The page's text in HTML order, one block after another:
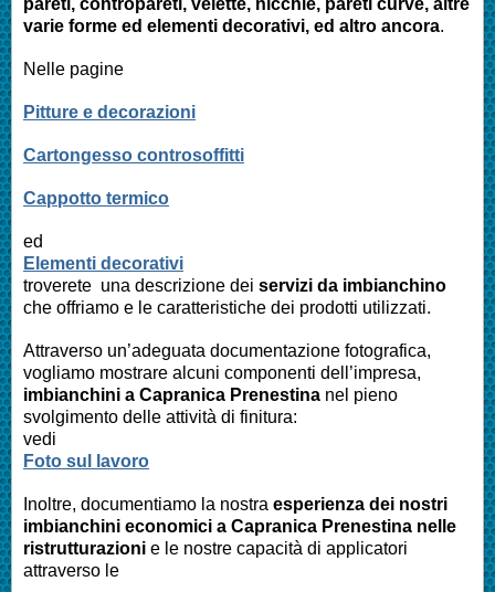
varie forme ed elementi decorativi, ed altro ancora.
Nelle pagine
Pitture e decorazioni
Cartongesso controsoffitti
Cappotto termico
ed
Elementi decorativi
troverete una descrizione dei servizi da imbianchino
che offriamo e le caratteristiche dei prodotti utilizzati.
Attraverso un’adeguata documentazione fotografica,
vogliamo mostrare alcuni componenti dell’impresa,
imbianchini a Capranica Prenestina nel pieno
svolgimento delle attività di finitura:
vedi
Foto sul lavoro
Inoltre, documentiamo la nostra esperienza dei nostri
imbianchini economici a Capranica Prenestina nelle
ristrutturazioni e le nostre capacità di applicatori
attraverso le